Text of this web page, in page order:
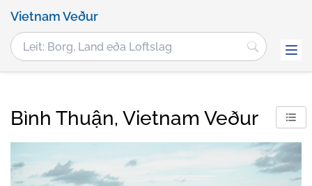
Vietnam Veður
Bình Thuận, Vietnam Veður